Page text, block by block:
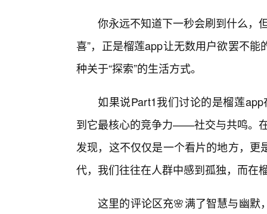
你永远不知道下一秒会刷到什么，
喜”，正是榴莲app让无数用户欲罢不
种关于“探索”的生活方式。
如果说Part1我们讨论的是榴莲
到它最核心的竞争力——社交与共鸣。
发现，这不仅仅是一个看片的地方，
代，我们往往在人群中感到孤独，而在
这里的评论区充🌸满了智慧与幽默